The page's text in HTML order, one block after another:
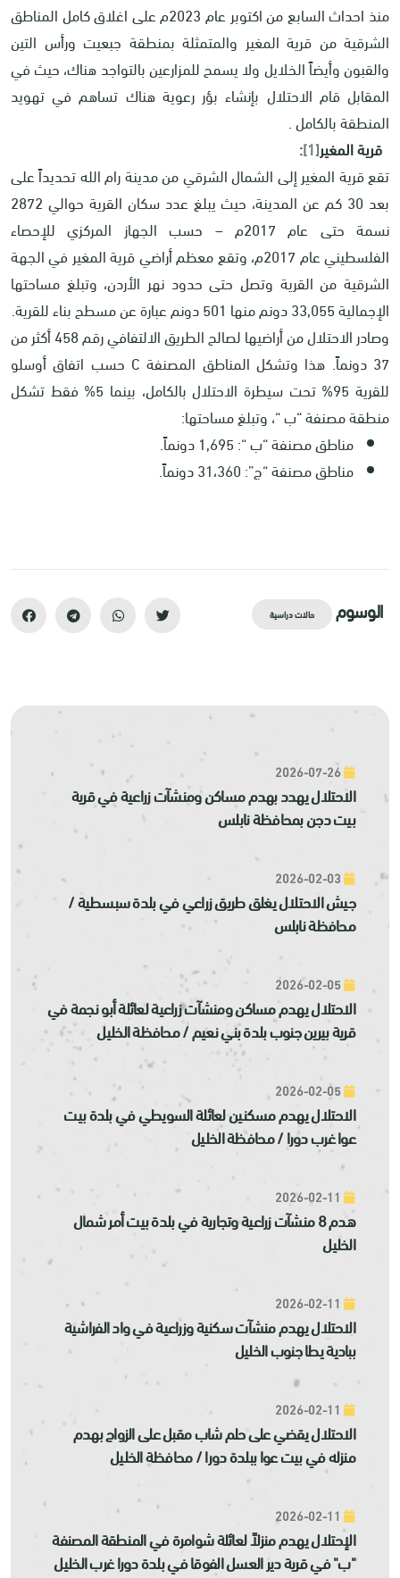
منذ احداث السابع من اكتوبر عام 2023م على اغلاق كامل المناطق
الشرقية من قرية المغير والمتمثلة بمنطقة جبعيت ورأس التين
والقبون وأيضاً الخلايل ولا يسمح للمزارعين بالتواجد هناك، حيث في
المقابل قام الاحتلال بإنشاء بؤر رعوية هناك تساهم في تهويد
المنطقة بالكامل .
قرية المغير[1]
:
تقع قرية المغير إلى الشمال الشرقي من مدينة رام الله تحديداً على
بعد 30 كم عن المدينة، حيث يبلغ عدد سكان القرية حوالي 2872
نسمة حتى عام 2017م – حسب الجهاز المركزي للإحصاء
الفلسطيني عام 2017م، وتقع معظم أراضي قرية المغير في الجهة
الشرقية من القرية وتصل حتى حدود نهر الأردن، وتبلغ مساحتها
الإجمالية 33,055 دونم منها 501 دونم عبارة عن مسطح بناء للقرية.
وصادر الاحتلال من أراضيها لصالح الطريق الالتفافي رقم 458 أكثر من
37 دونماً. هذا وتشكل المناطق المصنفة
C حسب اتفاق أوسلو
للقرية 95% تحت سيطرة الاحتلال بالكامل، بينما 5% فقط تشكل
منطقة مصنفة “ب “، وتبلغ مساحتها:
مناطق مصنفة “ب “: 1,695 دونماً.
مناطق مصنفة “ج”: 31،360 دونماً.
الوسوم حالات دراسية
الاحتلال يهدد بهدم مساكن ومنشآت زراعية في قرية
بيت دجن بمحافظة نابلس
جيش الاحتلال يغلق طريق زراعي في بلدة سبسطية /
محافظة نابلس
الاحتلال يهدم مساكن ومنشآت زراعية لعائلة أبو نجمة في
قرية بيرين جنوب بلدة بني نعيم / محافظة الخليل
الاحتلال يهدم مسكنين لعائلة السويطي في بلدة بيت
عوا غرب دورا / محافظة الخليل
هدم 8 منشآت زراعية وتجارية في بلدة بيت أمر شمال
الخليل
الاحتلال يهدم منشآت سكنية وزراعية في واد الفراشية
ببادية يطا جنوب الخليل
الاحتلال يقضي على حلم شاب مقبل على الزواج بهدم
منزله في بيت عوا ببلدة دورا / محافظة الخليل
الإحتلال يهدم منزلاً لعائلة شوامرة في المنطقة المصنفة
"ب" في قرية دير العسل الفوقا في بلدة دورا غرب الخليل